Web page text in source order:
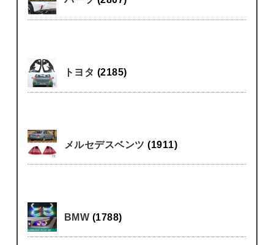
トヨタ (2185)
メルセデスベンツ(1911)
BMW (1788)